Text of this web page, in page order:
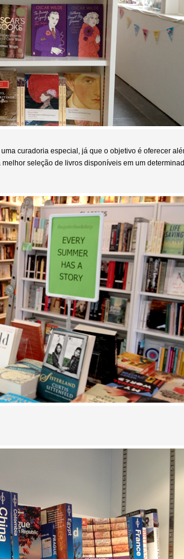
curadoria especial, já que o objetivo é oferecer
seleção de livros disponíveis em um